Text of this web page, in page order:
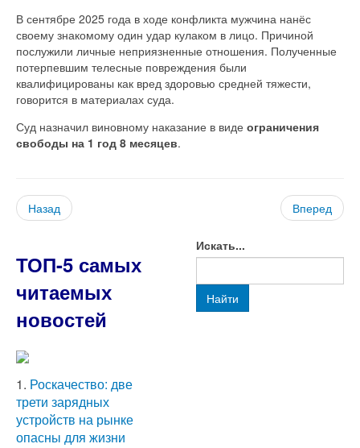
В сентябре 2025 года в ходе конфликта мужчина нанёс
своему знакомому один удар кулаком в лицо. Причиной
послужили личные неприязненные отношения. Полученные
потерпевшим телесные повреждения были
квалифицированы как вред здоровью средней тяжести,
говорится в материалах суда.
Суд назначил виновному наказание в виде ограничения
свободы на 1 год 8 месяцев.
Назад Вперед
ТОП-5 самых
читаемых
новостей
1. Роскачество: две
трети зарядных
устройств на рынке
опасны для жизни
Искать...
Найти